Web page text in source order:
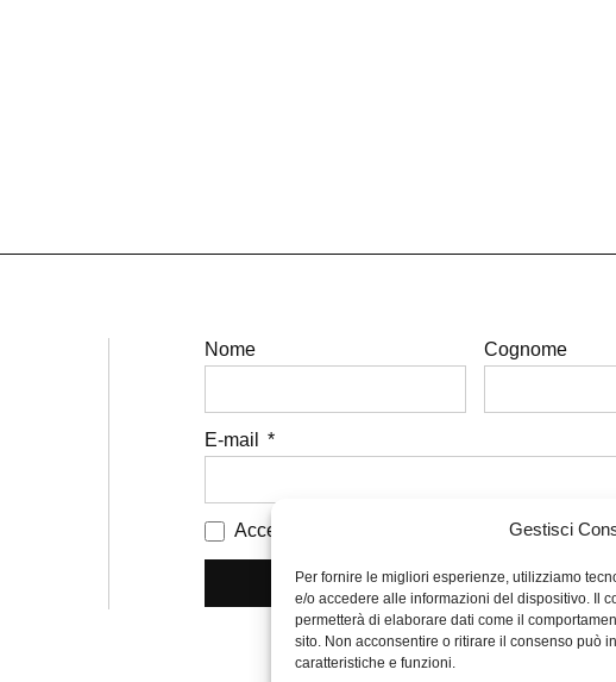
Gestisci
Per fornire le migliori esperienze, utilizziamo
e/o accedere alle informazioni del dispositivo. Il
permetterà di elaborare dati come il
sito. Non acconsentire o ritirare il consenso può
caratteristiche e funzioni.
Nome Cognome
E-mail
Accetto i termini e le condizioni.
Iscriviti alla Newsletter